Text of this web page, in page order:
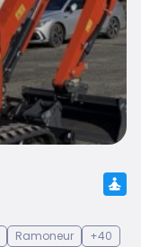
Ramoneur +40